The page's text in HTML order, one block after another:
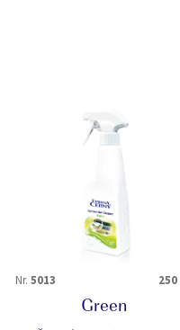
Nr. 5013 250
Green